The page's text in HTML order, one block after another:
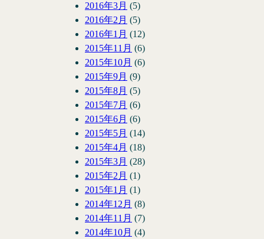
2016年3月 (5)
2016年2月 (5)
2016年1月 (12)
2015年11月 (6)
2015年10月 (6)
2015年9月 (9)
2015年8月 (5)
2015年7月 (6)
2015年6月 (6)
2015年5月 (14)
2015年4月 (18)
2015年3月 (28)
2015年2月 (1)
2015年1月 (1)
2014年12月 (8)
2014年11月 (7)
2014年10月 (4)